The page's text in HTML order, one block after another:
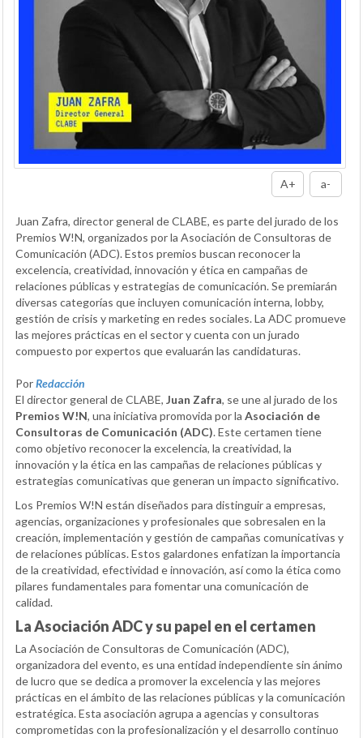
A+ a-
Juan Zafra, director general de CLABE, es parte del jurado de los
Premios W!N, organizados por la Asociación de Consultoras de
Comunicación (ADC). Estos premios buscan reconocer la
excelencia, creatividad, innovación y ética en campañas de
relaciones públicas y estrategias de comunicación. Se premiarán
diversas categorías que incluyen comunicación interna, lobby,
gestión de crisis y marketing en redes sociales. La ADC promueve
las mejores prácticas en el sector y cuenta con un jurado
compuesto por expertos que evaluarán las candidaturas.
PorRedacción
El director general de CLABE, Juan Zafra, se une al jurado de los
Premios W!N, una iniciativa promovida por la Asociación de
Consultoras de Comunicación (ADC). Este certamen tiene
como objetivo reconocer la excelencia, la creatividad, la
innovación y la ética en las campañas de relaciones públicas y
estrategias comunicativas que generan un impacto significativo.
Los Premios W!N están diseñados para distinguir a empresas,
agencias, organizaciones y profesionales que sobresalen en la
creación, implementación y gestión de campañas comunicativas y
de relaciones públicas. Estos galardones enfatizan la importancia
de la creatividad, efectividad e innovación, así como la ética como
pilares fundamentales para fomentar una comunicación de
calidad.
La Asociación ADC y su papel en el certamen
La Asociación de Consultoras de Comunicación (ADC),
organizadora del evento, es una entidad independiente sin ánimo
de lucro que se dedica a promover la excelencia y las mejores
prácticas en el ámbito de las relaciones públicas y la comunicación
estratégica. Esta asociación agrupa a agencias y consultoras
comprometidas con la profesionalización y el desarrollo continuo